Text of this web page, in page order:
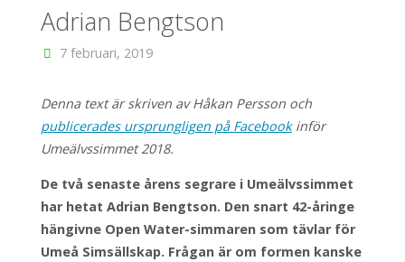
Adrian Bengtson
7 februari, 2019
Denna text är skriven av Håkan Persson och
publicerades ursprungligen på Facebookinför
Umeälvssimmet 2018.
De två senaste årens segrare i Umeälvssimmet
har hetat Adrian Bengtson. Den snart 42-åringe
hängivne Open Water-simmaren som tävlar för
Umeå Simsällskap. Frågan är om formen kanske